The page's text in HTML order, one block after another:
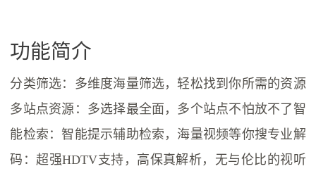
功能简介
分类筛选：多维度海量筛选，轻松找到你所需的资源
多站点资源：多选择最全面，多个站点不怕放不了智
能检索：智能提示辅助检索，海量视频等你搜专业解
码：超强HDTV支持，高保真解析，无与伦比的视听